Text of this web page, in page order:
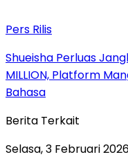
Pers Rilis
Shueisha Perluas
MILLION, Platform
Bahasa
Berita Terkait
Selasa, 3 Februari